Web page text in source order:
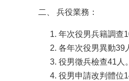
二、 兵役業務：
年次役男兵籍調查
各年次役男異動39
役男徵兵檢查41人。
役男申請改判體位